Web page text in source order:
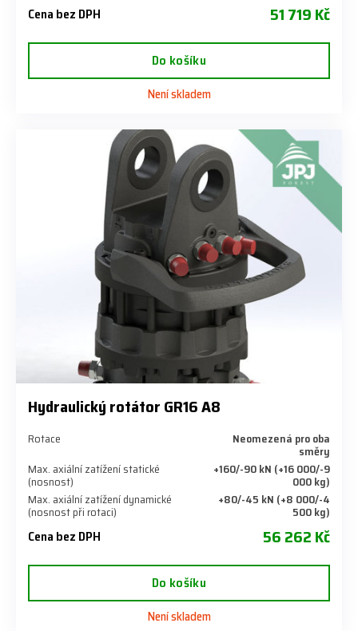
Cena bez DPH 51 719 Kč
Do košíku
Není skladem
Hydraulický rotátor GR16 A8
Rotace Neomezená pro oba
směry
Max. axiální zatížení statické
(nosnost)
+160/-90 kN (+16 000/-9
000 kg)
Max. axiální zatížení dynamické
(nosnost při rotaci)
+80/-45 kN (+8 000/-4
500 kg)
Cena bez DPH 56 262 Kč
Do košíku
Není skladem